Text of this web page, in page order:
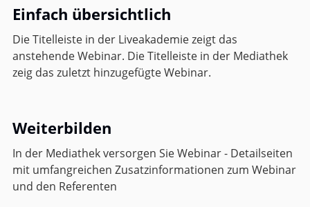
Einfach übersichtlich
Die Titelleiste in der Liveakademie zeigt das
anstehende Webinar. Die Titelleiste in der Mediathek
zeig das zuletzt hinzugefügte Webinar.
Weiterbilden
In der Mediathek versorgen Sie Webinar - Detailseiten
mit umfangreichen Zusatzinformationen zum Webinar
und den Referenten